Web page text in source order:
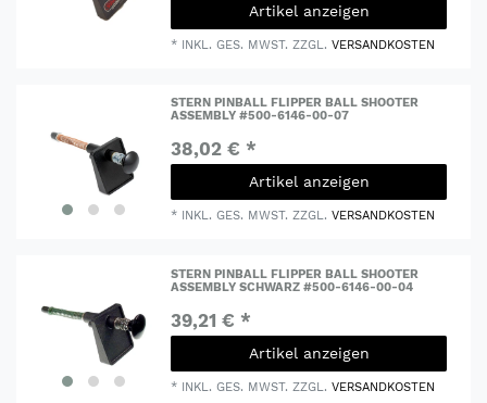
Artikel anzeigen
* INKL. GES. MWST. ZZGL.VERSANDKOSTEN
STERN PINBALL FLIPPER BALL SHOOTER
ASSEMBLY #500-6146-00-07
38,02 € *
Artikel anzeigen
* INKL. GES. MWST. ZZGL.VERSANDKOSTEN
STERN PINBALL FLIPPER BALL SHOOTER
ASSEMBLY SCHWARZ #500-6146-00-04
39,21 € *
Artikel anzeigen
* INKL. GES. MWST. ZZGL.VERSANDKOSTEN